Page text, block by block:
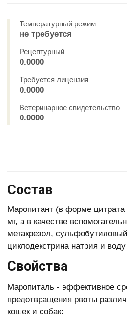
Температурный режим
не требуется
Рецептурный
0.0000
Требуется лицензия
0.0000
Ветеринарное свидетельство
0.0000
Состав
Маропитант (в форме
мг, а в качестве
метакрезол,
циклодекстрина натрия и
Свойства
Маропиталь - эффективное
предотвращения рвоты
кошек и собак: